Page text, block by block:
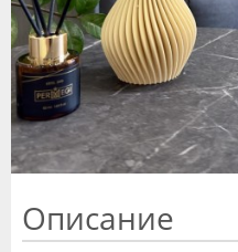
Описание